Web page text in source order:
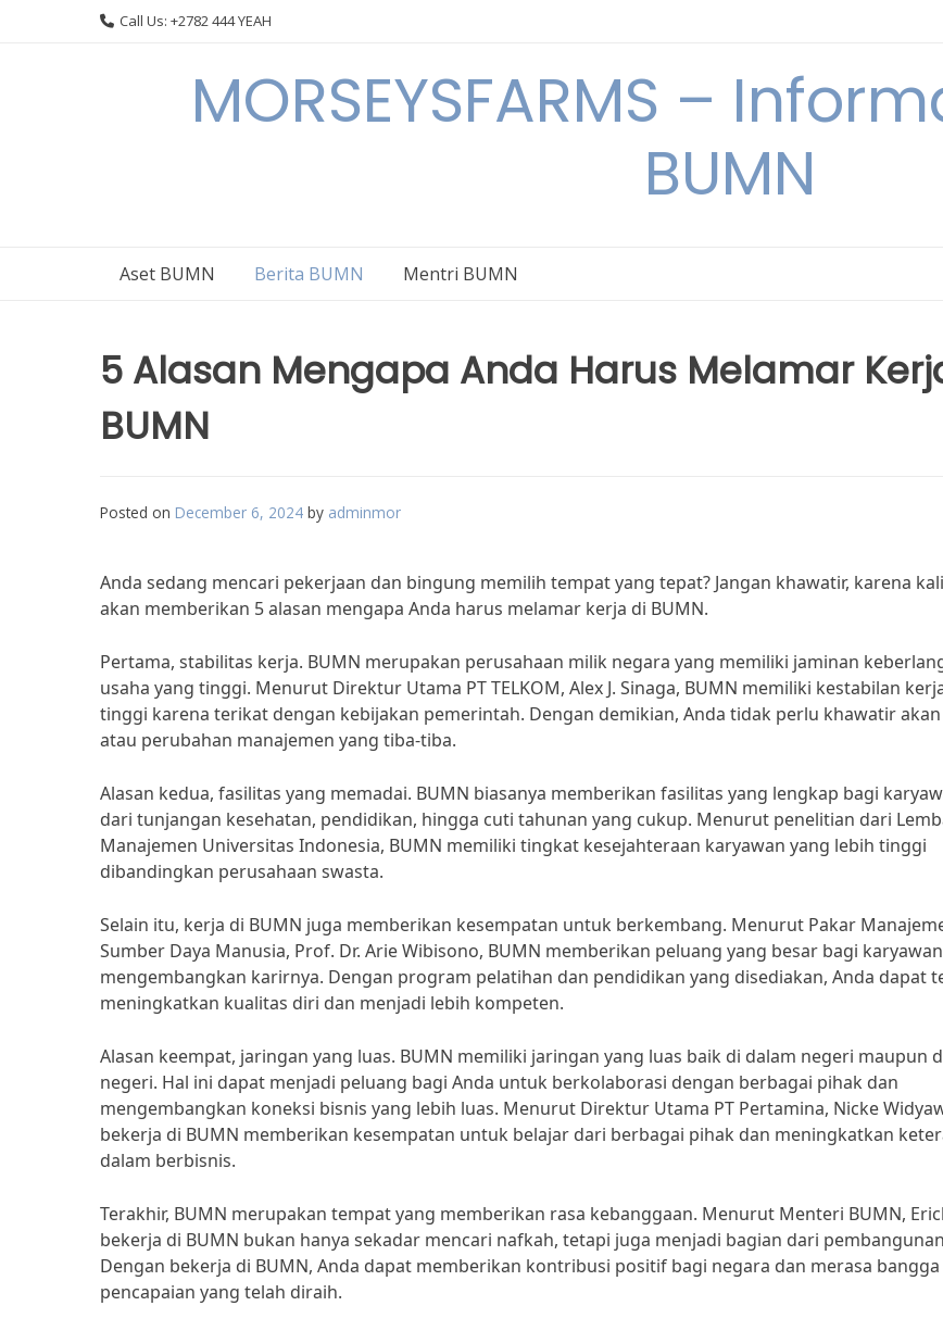
Call Us: +2782 444 YEAH
MORSEYSFARMS –
BUMN
Aset BUMN Berita BUMN Mentri BUMN
5 Alasan Mengapa Anda Harus Melamar
BUMN
Posted on December 6, 2024 by adminmor
Anda sedang mencari pekerjaan dan bingung memilih tempat yang tepat? Jangan khawatir, karena
akan memberikan 5 alasan mengapa Anda harus melamar kerja di BUMN.
Pertama, stabilitas kerja. BUMN merupakan perusahaan milik negara yang memiliki jaminan
usaha yang tinggi. Menurut Direktur Utama PT TELKOM, Alex J. Sinaga, BUMN memiliki kestabilan
tinggi karena terikat dengan kebijakan pemerintah. Dengan demikian, Anda tidak perlu khawatir akan
atau perubahan manajemen yang tiba-tiba.
Alasan kedua, fasilitas yang memadai. BUMN biasanya memberikan fasilitas yang lengkap bagi
dari tunjangan kesehatan, pendidikan, hingga cuti tahunan yang cukup. Menurut penelitian dari
Manajemen Universitas Indonesia, BUMN memiliki tingkat kesejahteraan karyawan yang lebih tinggi
dibandingkan perusahaan swasta.
Selain itu, kerja di BUMN juga memberikan kesempatan untuk berkembang. Menurut Pakar
Sumber Daya Manusia, Prof. Dr. Arie Wibisono, BUMN memberikan peluang yang besar bagi
mengembangkan karirnya. Dengan program pelatihan dan pendidikan yang disediakan, Anda dapat
meningkatkan kualitas diri dan menjadi lebih kompeten.
Alasan keempat, jaringan yang luas. BUMN memiliki jaringan yang luas baik di dalam negeri maupun
negeri. Hal ini dapat menjadi peluang bagi Anda untuk berkolaborasi dengan berbagai pihak dan
mengembangkan koneksi bisnis yang lebih luas. Menurut Direktur Utama PT Pertamina, Nicke
bekerja di BUMN memberikan kesempatan untuk belajar dari berbagai pihak dan meningkatkan
dalam berbisnis.
Terakhir, BUMN merupakan tempat yang memberikan rasa kebanggaan. Menurut Menteri BUMN,
bekerja di BUMN bukan hanya sekadar mencari nafkah, tetapi juga menjadi bagian dari
Dengan bekerja di BUMN, Anda dapat memberikan kontribusi positif bagi negara dan merasa bangga
pencapaian yang telah diraih.